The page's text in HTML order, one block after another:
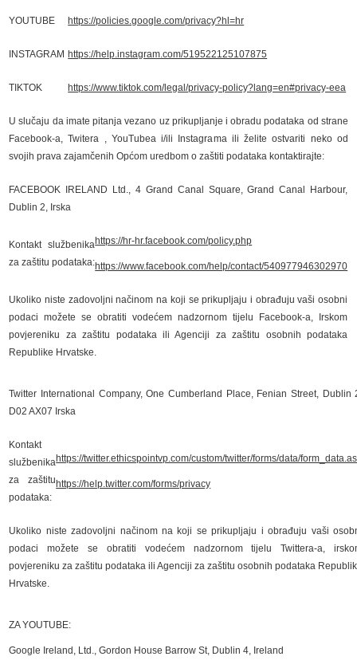
YOUTUBE https://policies.google.com/privacy?hl=hr
INSTAGRAM https://help.instagram.com/519522125107875
TIKTOK https://www.tiktok.com/legal/privacy-policy?lang=en#privacy-eea
U slučaju da imate pitanja vezano uz prikupljanje i obradu podataka od strane
Facebook-a, Twitera , YouTubea i/ili Instagrama ili želite ostvariti neko od
svojih prava zajamčenih Općom uredbom o zaštiti podataka kontaktirajte:
FACEBOOK IRELAND Ltd., 4 Grand Canal Square, Grand Canal Harbour,
Dublin 2, Irska
Kontakt službenika
za zaštitu podataka:
https://hr-hr.facebook.com/policy.php
https://www.facebook.com/help/contact/540977946302970
Ukoliko niste zadovoljni načinom na koji se prikupljaju i obrađuju vaši osobni
podaci možete se obratiti vodećem nadzornom tijelu Facebook-a, Irskom
povjereniku za zaštitu podataka ili Agenciji za zaštitu osobnih podataka
Republike Hrvatske.
Twitter International Company, One Cumberland Place, Fenian Street, Dublin
D02 AX07 Irska
Kontakt
službenika
za zaštitu
podataka:
https://twitter.ethicspointvp.com/custom/twitter/forms/data/
https://help.twitter.com/forms/privacy
Ukoliko niste zadovoljni načinom na koji se prikupljaju i obrađuju vaši
podaci možete se obratiti vodećem nadzornom tijelu Twittera-a,
povjereniku za zaštitu podataka ili Agenciji za zaštitu osobnih podataka
Hrvatske.
ZA YOUTUBE:
Google Ireland, Ltd., Gordon House Barrow St, Dublin 4, Ireland